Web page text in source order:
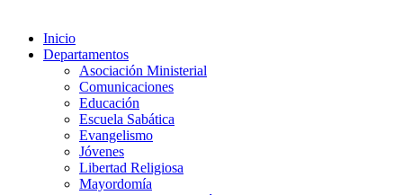
Inicio
Departamentos
Asociación Ministerial
Comunicaciones
Educación
Escuela Sabática
Evangelismo
Jóvenes
Libertad Religiosa
Mayordomía